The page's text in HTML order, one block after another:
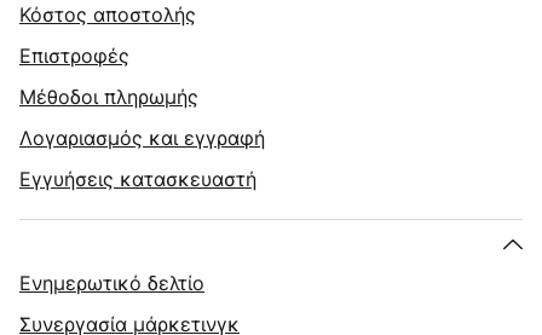
Κόστος αποστολής
Επιστροφές
Μέθοδοι πληρωμής
Λογαριασμός και εγγραφή
Εγγυήσεις κατασκευαστή
Ενημερωτικό δελτίο
Συνεργασία μάρκετινγκ